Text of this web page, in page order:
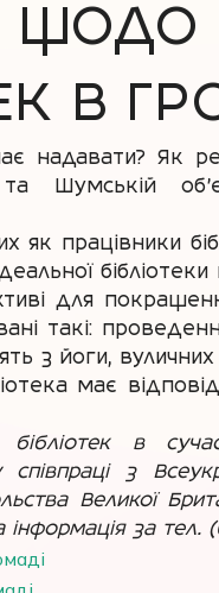
ЩОДО
В
надавати? Як
Шумській
працівники
для
такі:
з йоги,
має
в
з
Великої
за тел.